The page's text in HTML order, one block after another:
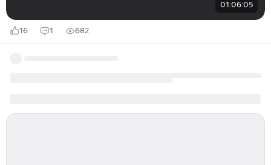
01:06:05
16 1 682